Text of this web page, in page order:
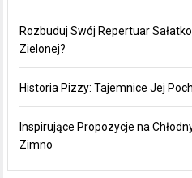
Rozbuduj Swój Repertuar
Zielonej?
Historia Pizzy: Tajemnice Jej
Inspirujące Propozycje na
Zimno